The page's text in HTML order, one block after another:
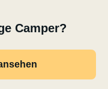
Camper?